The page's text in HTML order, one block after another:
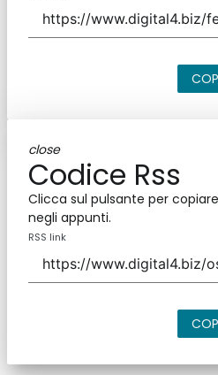
close
Codice Rss
Clicca sul pulsante per copiare
negli appunti.
RSS link